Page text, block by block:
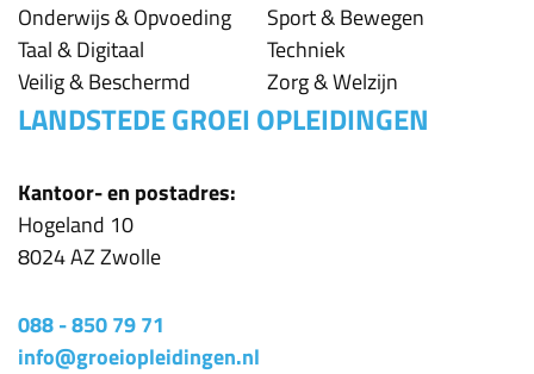
Onderwijs & Opvoeding
Sport & Bewegen
Taal & Digitaal
Techniek
Veilig & Beschermd
Zorg & Welzijn
LANDSTEDE GROEI OPLEIDINGEN
Kantoor- en postadres:
Hogeland 10
8024 AZ Zwolle
088 - 850 79 71
info@groeiopleidingen.nl